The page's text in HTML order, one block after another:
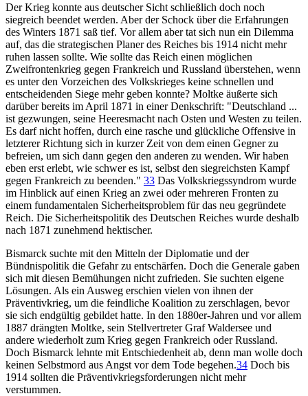
Der Krieg konnte aus deutscher Sicht schließlich doch noch
siegreich beendet werden. Aber der Schock über die Erfahrungen
des Winters 1871 saß tief. Vor allem aber tat sich nun ein Dilemma
auf, das die strategischen Planer des Reiches bis 1914 nicht mehr
ruhen lassen sollte. Wie sollte das Reich einen möglichen
Zweifrontenkrieg gegen Frankreich und Russland überstehen, wenn
es unter den Vorzeichen des Volkskrieges keine schnellen und
entscheidenden Siege mehr geben konnte? Moltke äußerte sich
darüber bereits im April 1871 in einer Denkschrift: "Deutschland ...
ist gezwungen, seine Heeresmacht nach Osten und Westen zu teilen.
Es darf nicht hoffen, durch eine rasche und glückliche Offensive in
letzterer Richtung sich in kurzer Zeit von dem einen Gegner zu
befreien, um sich dann gegen den anderen zu wenden. Wir haben
eben erst erlebt, wie schwer es ist, selbst den siegreichsten Kampf
gegen Frankreich zu beenden." 33 Das Volkskriegssyndrom wurde
im Hinblick auf einen Krieg an zwei oder mehreren Fronten zu
einem fundamentalen Sicherheitsproblem für das neu gegründete
Reich. Die Sicherheitspolitik des Deutschen Reiches wurde deshalb
nach 1871 zunehmend hektischer.
Bismarck suchte mit den Mitteln der Diplomatie und der
Bündnispolitik die Gefahr zu entschärfen. Doch die Generale gaben
sich mit diesen Bemühungen nicht zufrieden. Sie suchten eigene
Lösungen. Als ein Ausweg erschien vielen von ihnen der
Präventivkrieg, um die feindliche Koalition zu zerschlagen, bevor
sie sich endgültig gebildet hatte. In den 1880er-Jahren und vor allem
1887 drängten Moltke, sein Stellvertreter Graf Waldersee und
andere wiederholt zum Krieg gegen Frankreich oder Russland.
Doch Bismarck lehnte mit Entschiedenheit ab, denn man wolle doch
keinen Selbstmord aus Angst vor dem Tode begehen.34 Doch bis
1914 sollten die Präventivkriegsforderungen nicht mehr
verstummen.